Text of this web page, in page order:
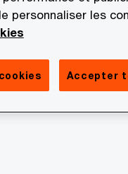
personnaliser les
Accepter